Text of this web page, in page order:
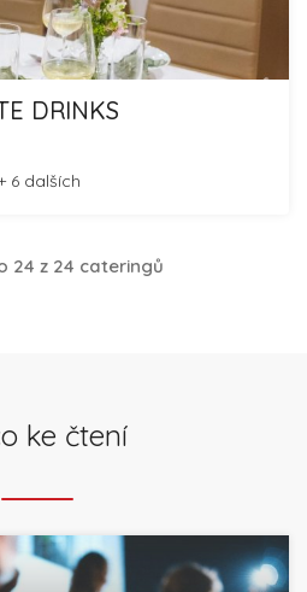
DRINKS
6 dalších
24 z 24 cateringů
ke čtení